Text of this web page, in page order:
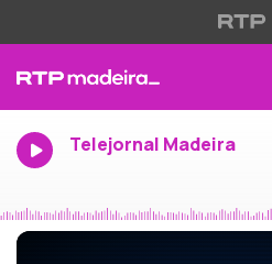
Telejornal Madeira